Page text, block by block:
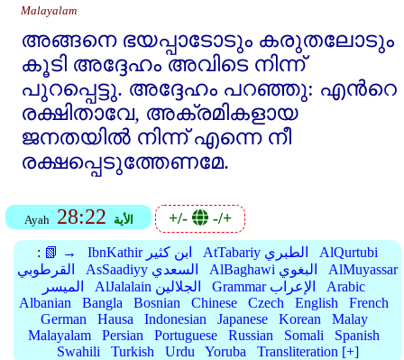
Malayalam
അങ്ങനെ ഭയപ്പാടോടും കരുതലോടും
കൂടി അദ്ദേഹം അവിടെ നിന്ന്‌
പുറപ്പെട്ടു. അദ്ദേഹം പറഞ്ഞു: എന്‍റെ
രക്ഷിതാവേ, അക്രമികളായ
ജനതയില്‍ നിന്ന്‌ എന്നെ നീ
രക്ഷപ്പെടുത്തേണമേ.
Ayah 28:22 الأية +/- -/+
: 📗 → IbnKathir ابن كثير AtTabariy الطبري
AlQurtubi
القرطوبي
AsSaadiyy السعدي AlBaghawi البغوي
AlMuyassar
الميسر
AlJalalain الجلالين Grammar الإعراب
Arabic
Albanian
Bangla Bosnian Chinese Czech English
French
German
Hausa Indonesian Japanese Korean
Malay
Malayalam
Persian Portuguese Russian Somali
Spanish
Swahili
Turkish Urdu Yoruba Transliteration [+]